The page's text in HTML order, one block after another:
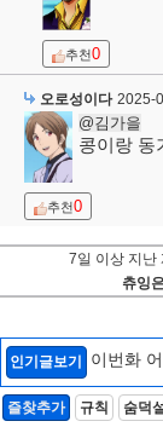
추천0
오로성이다 2025-
@김가을
콩이랑 동
추천0
7일 이상 지난
츄잉
인기글보기 이번화
즐찾추가 규칙 숨덕